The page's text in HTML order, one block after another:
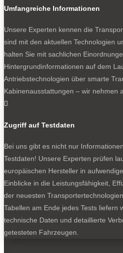
Umfangreiche Informationen
Unsere Experten kennen die
sind mit den aktuellen Technologien
halten Sie mit sachlichen
Hintergrundinformationen auf dem
Antriebstechnologien über smarte
Kabinenausstattungen – wir nehmen

Zugriff auf Testdaten
Bei uns gibt es nicht nur
Testdaten! Unsere Experten prüfen
europäischen Hersteller in
Einblicke in die Leistungsfähigkeit,
der neuesten
Tabellen am Ende jedes Tests liefern
technische Daten und detaillierte
getesteten Fahrzeugen.